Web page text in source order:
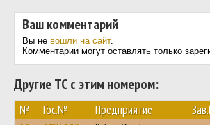
Ваш комментарий
Вы не вошли на сайт.
Комментарии могут оставлять только
Другие ТС с этим номером:
№ Гос.№ Предприятие